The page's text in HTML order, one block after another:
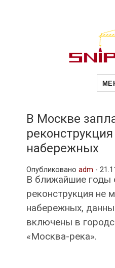
В Москве
набережных
Опубликовано adm -
В ближайшие годы
реконструкция не
набережных,
включены в
«Москва-река».